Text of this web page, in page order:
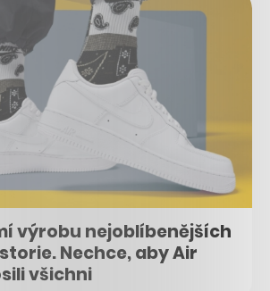
výrobu nejoblíbenějších
Nechce, aby Air
všichni